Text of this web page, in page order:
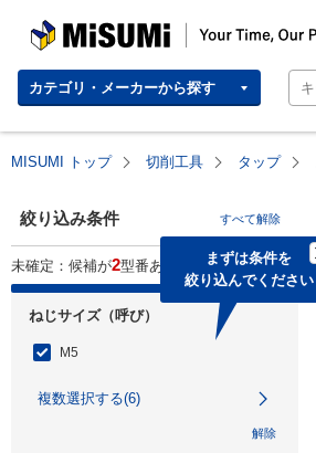
MISUMI | Your Time, Our Priority
カテゴリ・メーカーから探す
MISUMI トップ 切削工具 タップ
絞り込み条件 すべて解除
まずは条件を
絞り込んでください
未確定：候補が2型番あります。
ねじサイズ（呼び）
M5
複数選択する(6)
解除